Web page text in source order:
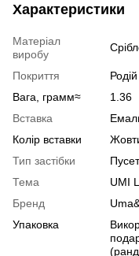
Характеристики
Матеріал
виробу
Покриття
Родій
Вага, грамм≈
1.36
Вставка
Колір вставки
Тип застібки
Тема
UMI
Бренд
Упаковка